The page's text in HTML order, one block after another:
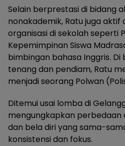
Selain berprestasi di bidang
nonakademik, Ratu juga aktif
organisasi di sekolah seperti
Kepemimpinan Siswa
bimbingan bahasa Inggris. Di
tenang dan pendiam, Ratu
menjadi seorang Polwan
Ditemui usai lomba di
mengungkapkan
dan bela diri yang sama-
konsistensi dan fokus.